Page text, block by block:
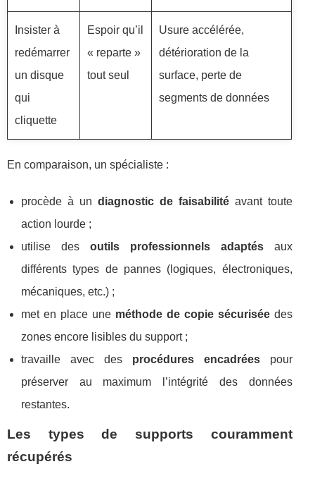
Insister à
redémarrer
un disque
qui
cliquette
Espoir qu’il
« reparte »
tout seul
Usure accélérée,
détérioration de la
surface, perte de
segments de données
En comparaison, un spécialiste :
procède à un diagnostic de faisabilitéavant toute
action lourde ;
utilise des outils professionnels adaptésaux
différents types de pannes (logiques, électroniques,
mécaniques, etc.) ;
met en place une méthode de copie sécuriséedes
zones encore lisibles du support ;
travaille avec des procédures encadréespour
préserver au maximum l’intégrité des données
restantes.
Les types de supports couramment
récupérés